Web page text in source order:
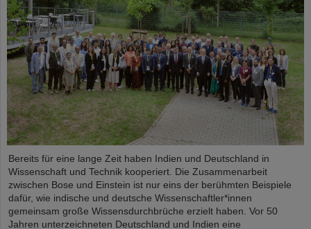
Bereits für eine lange Zeit haben Indien und Deutschland in
Wissenschaft und Technik kooperiert. Die Zusammenarbeit
zwischen Bose und Einstein ist nur eins der berühmten Beispiele
dafür, wie indische und deutsche Wissenschaftler*innen
gemeinsam große Wissensdurchbrüche erzielt haben. Vor 50
Jahren unterzeichneten Deutschland und Indien eine